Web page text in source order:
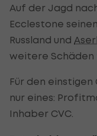
Auf der Jagd
Ecclestone
Russland und
weitere Schäden
Für den
nur eines:
Inhaber CVC.